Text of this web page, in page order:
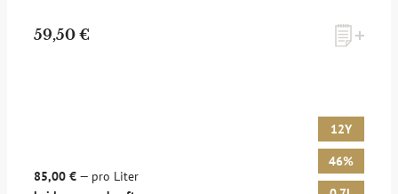
59,50 €
85,00 € — pro Liter
12Y
46%